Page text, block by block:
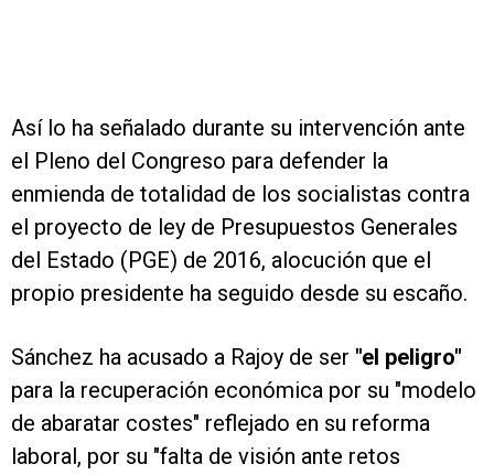
Así lo ha señalado durante su intervención ante
el Pleno del Congreso para defender la
enmienda de totalidad de los socialistas contra
el proyecto de ley de Presupuestos Generales
del Estado (PGE) de 2016, alocución que el
propio presidente ha seguido desde su escaño.
Sánchez ha acusado a Rajoy de ser "el peligro"
para la recuperación económica por su "modelo
de abaratar costes" reflejado en su reforma
laboral, por su "falta de visión ante retos